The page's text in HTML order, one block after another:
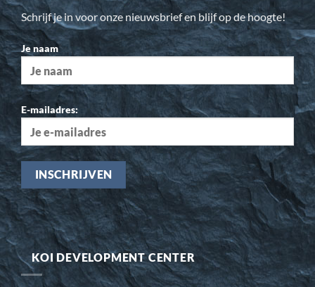
Schrijf je in voor onze nieuwsbrief en blijf op de hoogte!
Je naam
E-mailadres:
KOI DEVELOPMENT CENTER